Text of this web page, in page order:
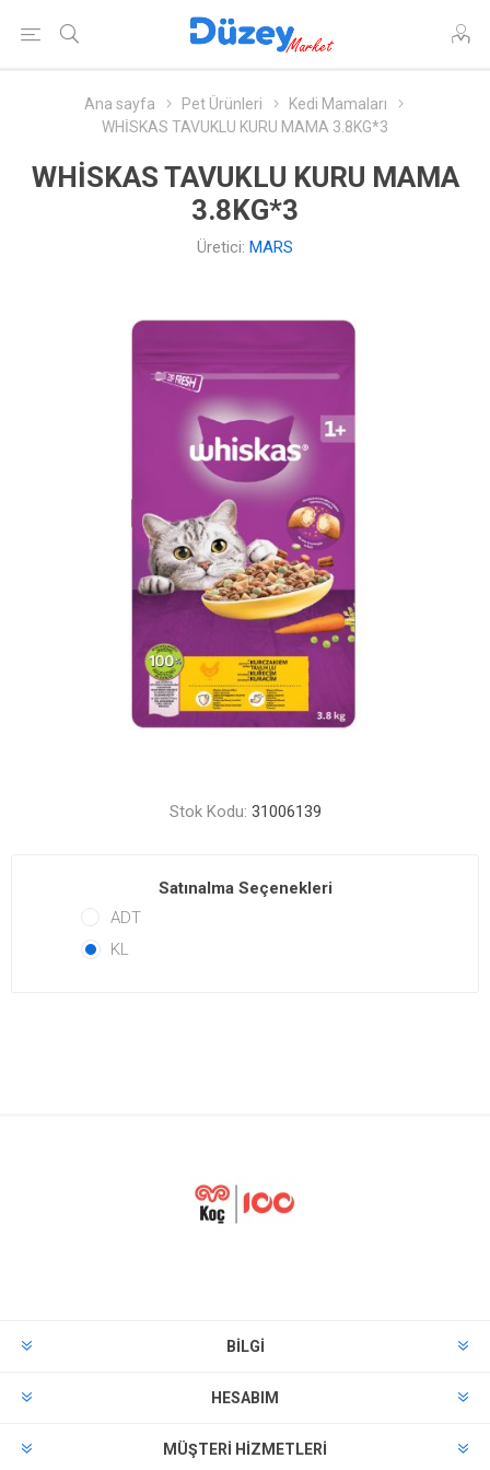
Ana sayfa Pet Ürünleri
Kedi Mamaları
WHİSKAS TAVUKLU KURU MAMA 3.8KG*3
WHİSKAS TAVUKLU KURU MAMA
3.8KG*3
Üretici: MARS
Stok Kodu: 31006139
Satınalma Seçenekleri
ADT
KL
BILGI
HESABIM
MÜŞTERI HIZMETLERI